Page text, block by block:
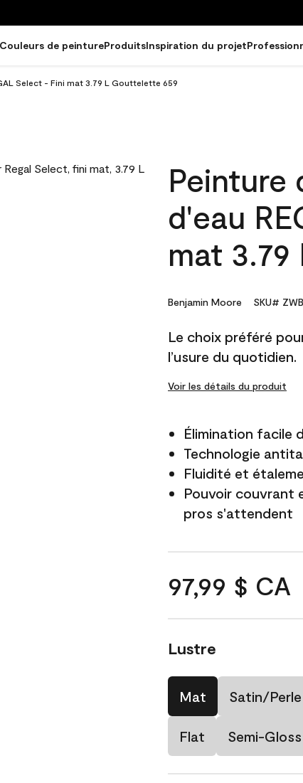
Couleurs de peintureProduitsInspiration du projet
Select - Fini mat 3.79 L Gouttelette 659
Peinture
d'eau
mat
Benjamin Moore SKU#
Le choix préféré
l’usure du quotidien.
Voir les détails du produit
Élimination facile
Technologie
Fluidité et
Pouvoir couvrant
pros s'attendent
97,99 $ CA
Lustre
Mat Satin/Perle
Flat Semi-Gloss